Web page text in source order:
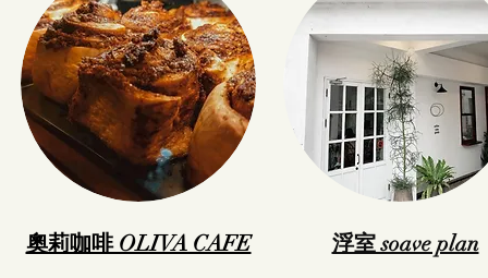
奧莉咖啡 OLIVA CAFE 浮室 soave plan